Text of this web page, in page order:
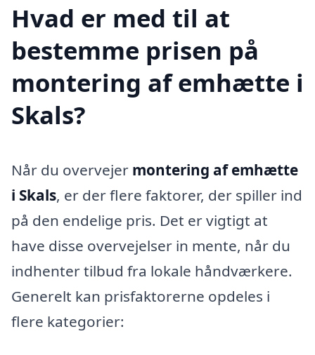
Hvad er med til at
bestemme prisen på
montering af emhætte i
Skals?
Når du overvejer montering af emhætte
i Skals, er der flere faktorer, der spiller ind
på den endelige pris. Det er vigtigt at
have disse overvejelser in mente, når du
indhenter tilbud fra lokale håndværkere.
Generelt kan prisfaktorerne opdeles i
flere kategorier: